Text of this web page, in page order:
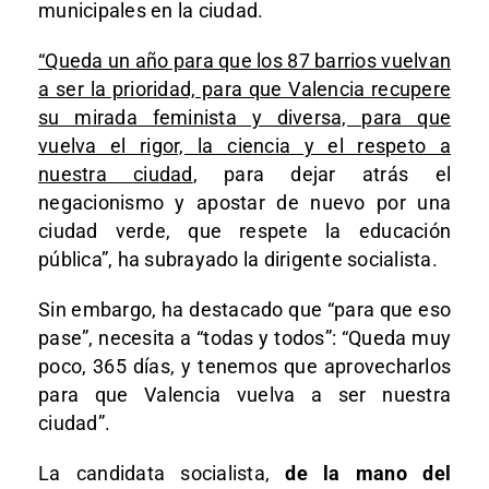
municipales en la ciudad.
“Queda un año para que los 87 barrios vuelvan
a ser la prioridad, para que Valencia recupere
su mirada feminista y diversa, para que
vuelva el rigor, la ciencia y el respeto a
nuestra ciudad, para dejar atrás el
negacionismo y apostar de nuevo por una
ciudad verde, que respete la educación
pública”, ha subrayado la dirigente socialista.
Sin embargo, ha destacado que “para que eso
pase”, necesita a “todas y todos”: “Queda muy
poco, 365 días, y tenemos que aprovecharlos
para que Valencia vuelva a ser nuestra
ciudad”.
La candidata socialista,de la mano del